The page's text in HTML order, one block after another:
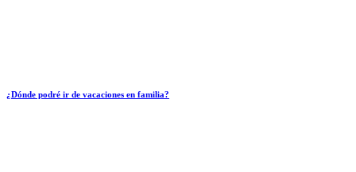
¿Dónde podré ir de vacaciones en familia?